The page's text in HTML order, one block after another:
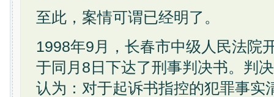
至此，案情可谓已经明了。
1998年9月，长春市中级人民法院
于同月8日下达了刑事判决书。判
认为：对于起诉书指控的犯罪事实